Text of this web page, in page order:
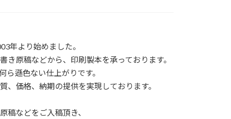
年より始めました。
原稿などから、印刷製本を承っております。
遜色ない仕上がりです。
価格、納期の提供を実現しております。
稿などをご入稿頂き、